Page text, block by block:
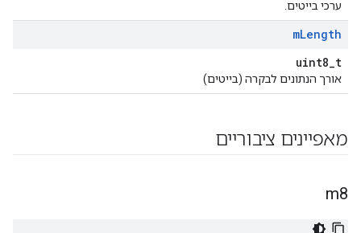
ערכי בייטים.
mLength
uint8_t
אורך הנתונים לבקרה (בייטים)
מאפיינים ציבוריים
m8